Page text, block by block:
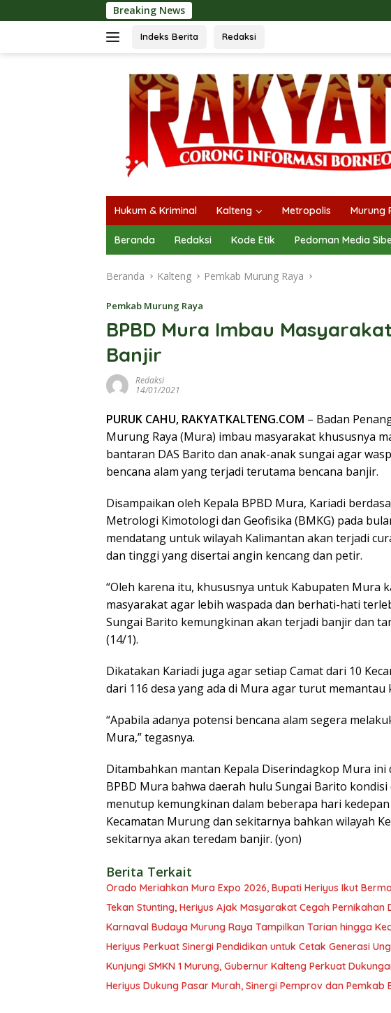
ke
Breaking News Orado
Indeks Berita Redaksi
Hukum & Kriminal Kalteng Metropolis Murung
Beranda Redaksi Kode Etik Pedoman Media
Beranda Kalteng Pemkab Murung Raya
Pemkab Murung Raya
BPBD Mura Imbau
Banjir
Redaksi
14/01/2021
PURUK CAHU, RAKYATKALTENG.COM – Badan
Murung Raya (Mura) imbau masyarakat khususnya
bantaran DAS Barito dan anak-anak sungai agar
bencana alam yang terjadi terutama bencana banjir.
Disampaikan oleh Kepala BPBD Mura, Kariadi
Metrologi Kimotologi dan Geofisika (BMKG) pada
mendatang untuk wilayah Kalimantan akan terjadi
dan tinggi yang disertai angin kencang dan petir.
“Oleh karena itu, khususnya untuk Kabupaten Mura
masyarakat agar lebih waspada dan berhati-hati
Sungai Barito kemungkinan akan terjadi banjir dan
(14/1).
Dikatakan Kariadi juga agar setiap Camat dari 10
dari 116 desa yang ada di Mura agar turut
“Apabila adanya potensi bencana alam segera
Mura,” tegasnya.
Ditambahkan mantan Kepala Diserindagkop Mura
BPBD Mura bahwa daerah hulu Sungai Barito
menutup kemungkinan dalam beberapa hari
Kecamatan Murung dan sekitarnya bahkan wilayah
sekitarnya akan teredam banjir. (yon)
Berita Terkait
Orado Meriahkan Mura Expo 2026, Bupati Heriyus Ikut
Tekan Stunting, Heriyus Ajak Masyarakat Cegah Pernikahan
Karnaval Budaya Murung Raya Tampilkan Tarian hingga
Heriyus Perkuat Sinergi Pendidikan untuk Cetak Generasi
Kunjungi SMKN 1 Murung, Gubernur Kalteng Perkuat
Heriyus Dukung Pasar Murah, Sinergi Pemprov dan